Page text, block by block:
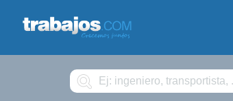
Buscar